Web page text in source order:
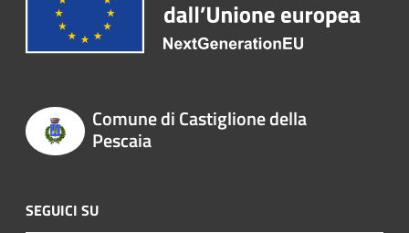
Comune di Castiglione della
Pescaia
SEGUICI SU